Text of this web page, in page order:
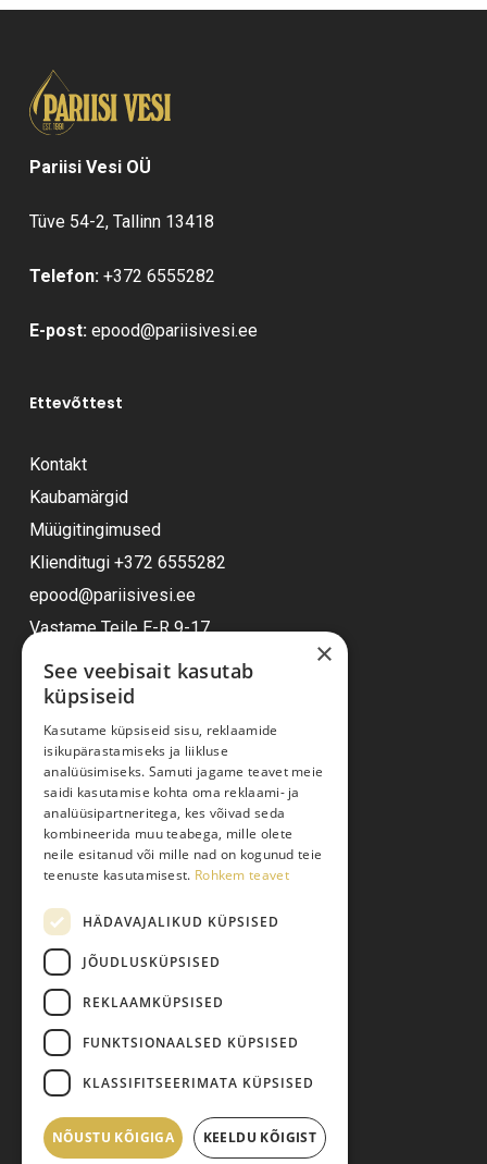
Vahesumma:
Pariisi Vesi OÜ
Tüve 54-2, Tallinn 13418
Telefon: +372 6555282
E-post: epood@pariisivesi.ee
Ettevõttest
Kontakt
Kaubamärgid
Müügitingimused
Klienditugi +372 6555282
epood@pariisivesi.ee
Vastame Teile E-R 9-17
Ostuabi
Kauba kohaletoimetamine
Toodete tellimine
Maksmine
Järelmaks
Pretensiooni esitamine
Isikuandmete töötlemine
© 2026 Pariisi Vesi.
×
See veebisait kasutab
küpsiseid
Kasutame küpsiseid sisu, reklaamide
isikupärastamiseks ja liikluse
analüüsimiseks. Samuti jagame teavet meie
saidi kasutamise kohta oma reklaami- ja
analüüsipartneritega, kes võivad seda
kombineerida muu teabega, mille olete
neile esitanud või mille nad on kogunud teie
teenuste kasutamisest. Rohkem teavet
HÄDAVAJALIKUD KÜPSISED
JÕUDLUSKÜPSISED
REKLAAMKÜPSISED
FUNKTSIONAALSED KÜPSISED
KLASSIFITSEERIMATA KÜPSISED
NÕUSTU KÕIGIGA KEELDU KÕIGIST